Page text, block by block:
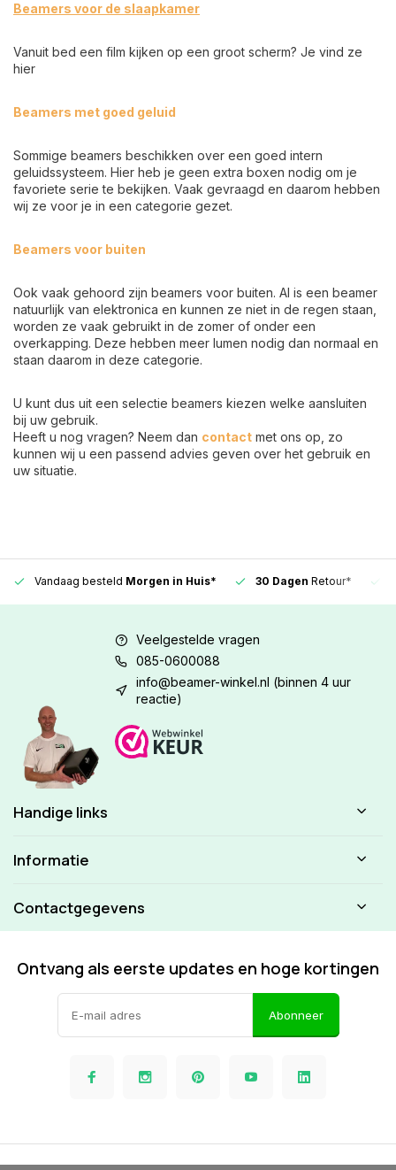
Beamers voor de slaapkamer
Vanuit bed een film kijken op een groot scherm? Je vind ze
hier
Beamers met goed geluid
Sommige beamers beschikken over een goed intern
geluidssysteem. Hier heb je geen extra boxen nodig om je
favoriete serie te bekijken. Vaak gevraagd en daarom hebben
wij ze voor je in een categorie gezet.
Beamers voor buiten
Ook vaak gehoord zijn beamers voor buiten. Al is een beamer
natuurlijk van elektronica en kunnen ze niet in de regen staan,
worden ze vaak gebruikt in de zomer of onder een
overkapping. Deze hebben meer lumen nodig dan normaal en
staan daarom in deze categorie.
U kunt dus uit een selectie beamers kiezen welke aansluiten
bij uw gebruik.
Heeft u nog vragen? Neem dan contact met ons op, zo
kunnen wij u een passend advies geven over het gebruik en
uw situatie.
Vandaag besteld Morgen in Huis* 30 Dagen Retour*
Veelgestelde vragen
085-0600088
info@beamer-winkel.nl (binnen 4 uur
reactie)
Handige links
Informatie
Contactgegevens
Ontvang als eerste updates en hoge kortingen
Abonneer